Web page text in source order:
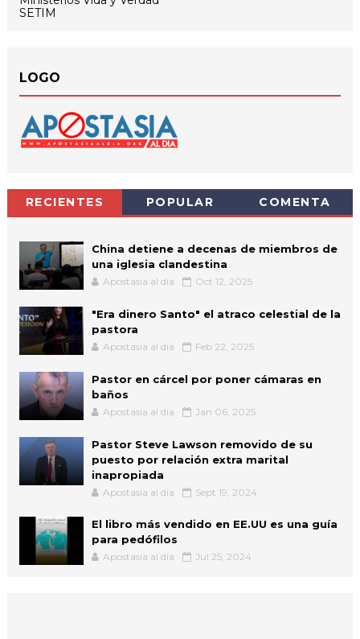
SETIM
LOGO
RECIENTES POPULAR COMENTA
China detiene a decenas de miembros de
una iglesia clandestina
Apostasia al dia Oct 12, 2025
"Era dinero Santo" el atraco celestial de la
pastora
Apostasia al dia Feb 22, 2025
Pastor en cárcel por poner cámaras en
baños
Apostasia al dia Jan 06, 2025
Pastor Steve Lawson removido de su
puesto por relación extra marital
inapropiada
Apostasia al dia Sept 19, 2024
El libro más vendido en EE.UU es una guía
para pedófilos
Apostasia al dia Jul 25, 2024